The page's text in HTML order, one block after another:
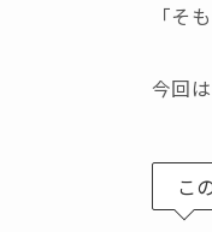
「そ
今回
こ